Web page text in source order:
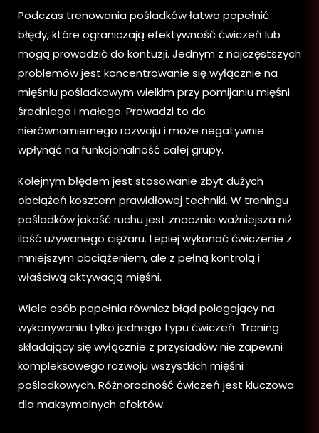
Podczas trenowania pośladków łatwo popełnić
błędy, które ograniczają efektywność ćwiczeń lub
mogą prowadzić do kontuzji. Jednym z najczęstszych
problemów jest koncentrowanie się wyłącznie na
mięśniu pośladkowym wielkim przy pomijaniu mięśni
średniego i małego. Prowadzi to do
nierównomiernego rozwoju i może negatywnie
wpłynąć na funkcjonalność całej grupy.
Kolejnym błędem jest stosowanie zbyt dużych
obciążeń kosztem prawidłowej techniki. W treningu
pośladków jakość ruchu jest znacznie ważniejsza niż
ilość używanego ciężaru. Lepiej wykonać ćwiczenie z
mniejszym obciążeniem, ale z pełną kontrolą i
właściwą aktywacją mięśni.
Wiele osób popełnia również błąd polegający na
wykonywaniu tylko jednego typu ćwiczeń. Trening
składający się wyłącznie z przysiadów nie zapewni
kompleksowego rozwoju wszystkich mięśni
pośladkowych. Różnorodność ćwiczeń jest kluczowa
dla maksymalnych efektów.